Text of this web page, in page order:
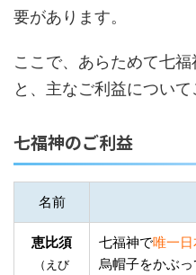
要があります。
ここで、あらためて七
と、主なご利益について
七福神のご利益
名前
恵比須
（えび
七福神で唯一
烏帽子をかぶっ